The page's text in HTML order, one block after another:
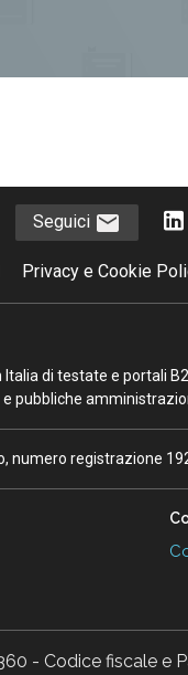
Seguici
Privacy e Cookie
Italia di testate e portali
pubbliche
numero registrazione
- Codice fiscale e